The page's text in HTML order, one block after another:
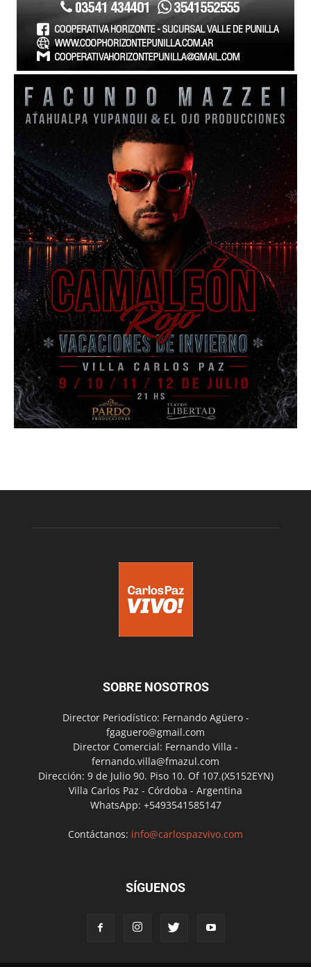
SOBRE NOSOTROS
Director Periodístico: Fernando Agüero -
fgaguero@gmail.com
Director Comercial: Fernando Villa -
fernando.villa@fmazul.com
Dirección: 9 de Julio 90. Piso 10. Of 107.(X5152EYN)
Villa Carlos Paz - Córdoba - Argentina
WhatsApp: +5493541585147
Contáctanos: info@carlospazvivo.com
SÍGUENOS